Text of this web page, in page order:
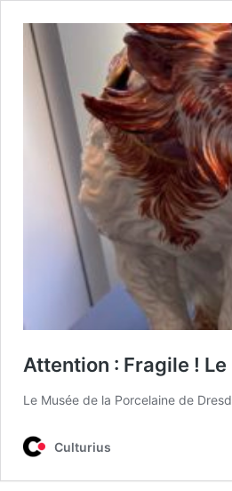
Attention : Fragile !
Le Musée de la Porcelaine de
Culturius